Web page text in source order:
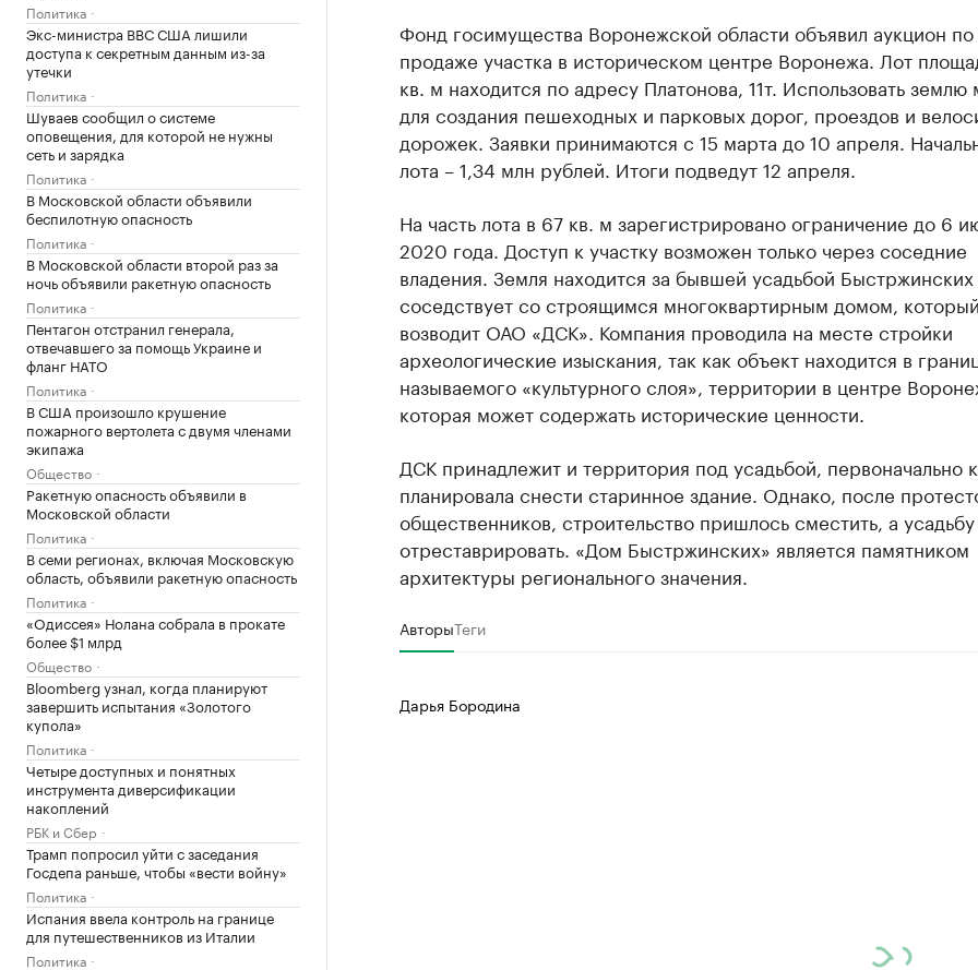
Политика
Экс-министра ВВС США лишили
доступа к секретным данным из-за
утечки
Политика
Шуваев сообщил о системе
оповещения, для которой не нужны
сеть и зарядка
Политика
В Московской области объявили
беспилотную опасность
Политика
В Московской области второй раз за
ночь объявили ракетную опасность
Политика
Пентагон отстранил генерала,
отвечавшего за помощь Украине и
фланг НАТО
Политика
В США произошло крушение
пожарного вертолета с двумя членами
экипажа
Общество
Ракетную опасность объявили в
Московской области
Политика
В семи регионах, включая Московскую
область, объявили ракетную опасность
Политика
«Одиссея» Нолана собрала в прокате
более $1 млрд
Общество
Bloomberg узнал, когда планируют
завершить испытания «Золотого
купола»
Политика
Четыре доступных и понятных
инструмента диверсификации
накоплений
РБК и Сбер
Трамп попросил уйти с заседания
Госдепа раньше, чтобы «вести войну»
Политика
Испания ввела контроль на границе
для путешественников из Италии
Политика
Фонд госимущества Воронежской области объявил аукцион по
продаже участка в историческом центре Воронежа. Лот
кв. м находится по адресу Платонова, 11т. Использовать
для создания пешеходных и парковых дорог, проездов и
дорожек. Заявки принимаются с 15 марта до 10 апреля.
лота – 1,34 млн рублей. Итоги подведут 12 апреля.
На часть лота в 67 кв. м зарегистрировано ограничение до 6
2020 года. Доступ к участку возможен только через соседние
владения. Земля находится за бывшей усадьбой Быстржинских
соседствует со строящимся многоквартирным домом, который
возводит ОАО «ДСК». Компания проводила на месте стройки
археологические изыскания, так как объект находится в
называемого «культурного слоя», территории в центре
которая может содержать исторические ценности.
ДСК принадлежит и территория под усадьбой, первоначально
планировала снести старинное здание. Однако, после
общественников, строительство пришлось сместить, а усадьбу
отреставрировать. «Дом Быстржинских» является памятником
архитектуры регионального значения.
АвторыТеги
Дарья Бородина